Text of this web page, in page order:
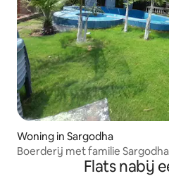
Woning in Sargodha
Boerderij met familie Sargodha
Flats nabij